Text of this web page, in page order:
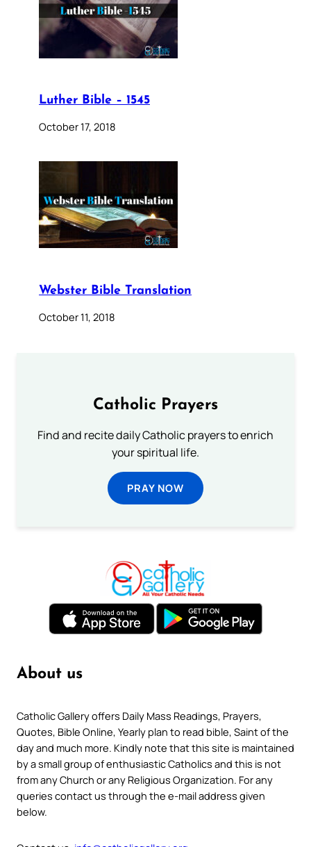
Luther Bible – 1545
October 17, 2018
Webster Bible Translation
October 11, 2018
Catholic Prayers
Find and recite daily Catholic prayers to enrich
your spiritual life.
PRAY NOW
About us
Catholic Gallery offers Daily Mass Readings, Prayers,
Quotes, Bible Online, Yearly plan to read bible, Saint of the
day and much more. Kindly note that this site is maintained
by a small group of enthusiastic Catholics and this is not
from any Church or any Religious Organization. For any
queries contact us through the e-mail address given
below.